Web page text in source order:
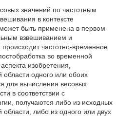
значений по частотным
в контексте
быть применена в первом
взвешиванием и
частотно-временное
во временной
изобретения,
области одного или обоих
для вычисления весовых
в соответствии с
получаются либо из исходных
области, либо из одного или двух